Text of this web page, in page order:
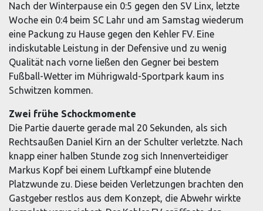
Nach der Winterpause ein 0:5 gegen den SV Linx, letzte
Woche ein 0:4 beim SC Lahr und am Samstag wiederum
eine Packung zu Hause gegen den Kehler FV. Eine
indiskutable Leistung in der Defensive und zu wenig
Qualität nach vorne ließen den Gegner bei bestem
Fußball-Wetter im Mührigwald-Sportpark kaum ins
Schwitzen kommen.
Zwei frühe Schockmomente
Die Partie dauerte gerade mal 20 Sekunden, als sich
Rechtsaußen Daniel Kirn an der Schulter verletzte. Nach
knapp einer halben Stunde zog sich Innenverteidiger
Markus Kopf bei einem Luftkampf eine blutende
Platzwunde zu. Diese beiden Verletzungen brachten den
Gastgeber restlos aus dem Konzept, die Abwehr wirkte